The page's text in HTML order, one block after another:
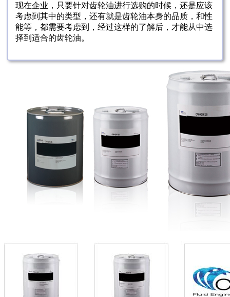
现在企业，只要针对齿轮油进行选购的时候，还是应该
考虑到其中的类型，还有就是齿轮油本身的品质，和性
能等，都需要考虑到，经过这样的了解后，才能从中选
择到适合的齿轮油。